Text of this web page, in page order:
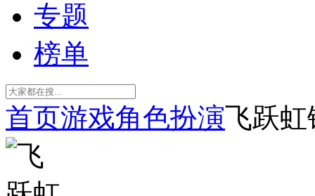
专题
榜单
首页游戏角色扮演飞跃虹